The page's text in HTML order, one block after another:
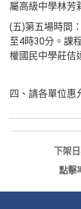
屬高級中學林芳
(五)第五場時間
至4時30分。課
權國民中學莊佶
四、請各單位惠
下架日
點擊